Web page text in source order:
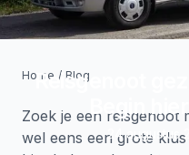
Reisgenoot
Begin
24 augustus
Home / Blog
Zoek je een reisgenoot
wel eens een grote